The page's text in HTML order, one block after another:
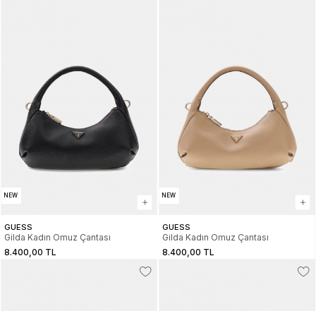
NEW
GUESS
Gilda Kadın Omuz Çantası
8.400,00 TL
NEW
GUESS
Gilda Kadın Omuz Çantası
8.400,00 TL